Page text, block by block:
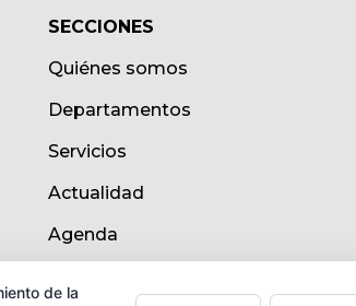
SECCIONES
Quiénes somos
Departamentos
Servicios
Actualidad
Agenda
de la